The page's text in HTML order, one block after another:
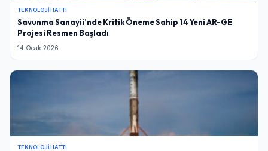
TEKNOLOJI HATTI
Savunma Sanayii’nde Kritik Öneme Sahip 14 Yeni AR-GE
Projesi Resmen Başladı
14 Ocak 2026
TEKNOLOJI HATTI